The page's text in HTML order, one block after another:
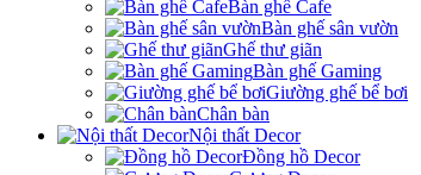
Bàn ghế Cafe
Bàn ghế sân vườn
Ghế thư giãn
Bàn ghế Gaming
Giường ghế bể bơi
Chân bàn
Nội thất Decor
Đồng hồ Decor